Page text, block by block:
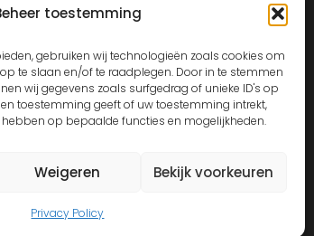
toestemming
gebruiken wij technologieën zoals cookies om
te slaan en/of te raadplegen. Door in te stemmen
wij gegevens zoals surfgedrag of unieke ID's op
toestemming geeft of uw toestemming intrekt,
op bepaalde functies en mogelijkheden.
Weigeren Bekijk voorkeuren
Privacy Policy